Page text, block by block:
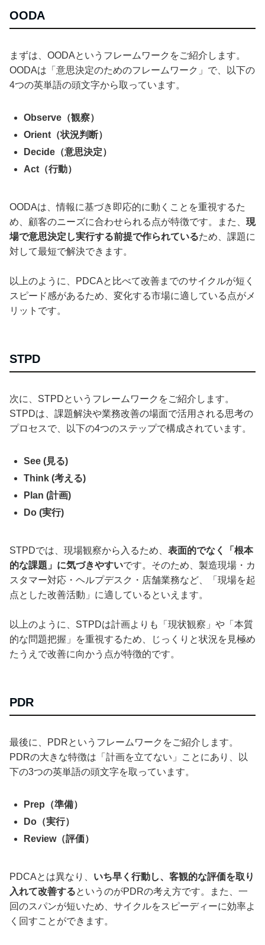
OODA
まずは、OODAというフレームワークをご紹介します。
OODAは「意思決定のためのフレームワーク」で、以下の
4つの英単語の頭文字から取っています。
Observe（観察）
Orient（状況判断）
Decide（意思決定）
Act（行動）
OODAは、情報に基づき即応的に動くことを重視するた
め、顧客のニーズに合わせられる点が特徴です。また、 現
場で意思決定し実行する前提で作られているため、課題に
対して最短で解決できます。
以上のように、PDCAと比べて改善までのサイクルが短く
スピード感があるため、変化する市場に適している点がメ
リットです。
STPD
次に、STPDというフレームワークをご紹介します。
STPDは、課題解決や業務改善の場面で活用される思考の
プロセスで、以下の4つのステップで構成されています。
See (見る)
Think (考える)
Plan (計画)
Do (実行)
STPDでは、現場観察から入るため、 表面的でなく「根本
的な課題」に気づきやすいです。そのため、製造現場・カ
スタマー対応・ヘルプデスク・店舗業務など、「現場を起
点とした改善活動」に適しているといえます。
以上のように、STPDは計画よりも「現状観察」や「本質
的な問題把握」を重視するため、じっくりと状況を見極め
たうえで改善に向かう点が特徴的です。
PDR
最後に、PDRというフレームワークをご紹介します。
PDRの大きな特徴は「計画を立てない」ことにあり、以
下の3つの英単語の頭文字を取っています。
Prep（準備）
Do（実行）
Review（評価）
PDCAとは異なり、 いち早く行動し、客観的な評価を取り
入れて改善するというのがPDRの考え方です。また、一
回のスパンが短いため、サイクルをスピーディーに効率よ
く回すことができます。